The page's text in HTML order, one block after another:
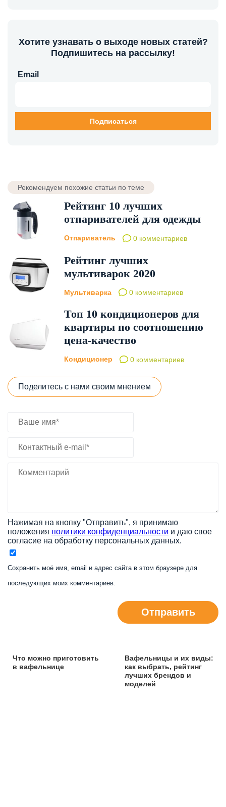
Хотите узнавать о выходе новых статей?
Подпишитесь на рассылку!
Email
Рекомендуем похожие статьи по теме
Рейтинг 10 лучших
отпаривателей для одежды
Отпариватель 0 комментариев
Рейтинг лучших
мультиварок 2020
Мультиварка 0 комментариев
Топ 10 кондиционеров для
квартиры по соотношению
цена-качество
Кондиционер 0 комментариев
Поделитесь с нами своим мнением
Нажимая на кнопку "Отправить", я принимаю
положения политики конфиденциальности и даю свое
согласие на обработку персональных данных.
Сохранить моё имя, email и адрес сайта в этом браузере для
последующих моих комментариев.
Отправить
Что можно приготовить
в вафельнице
Вафельницы и их виды:
как выбрать, рейтинг
лучших брендов и
моделей